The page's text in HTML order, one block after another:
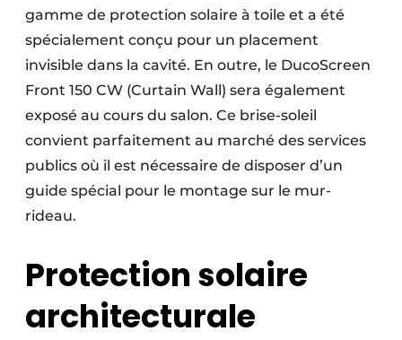
gamme de protection solaire à toile et a été
spécialement conçu pour un placement
invisible dans la cavité. En outre, le DucoScreen
Front 150 CW (Curtain Wall) sera également
exposé au cours du salon. Ce brise-soleil
convient parfaitement au marché des services
publics où il est nécessaire de disposer d’un
guide spécial pour le montage sur le mur-
rideau.
Protection solaire
architecturale